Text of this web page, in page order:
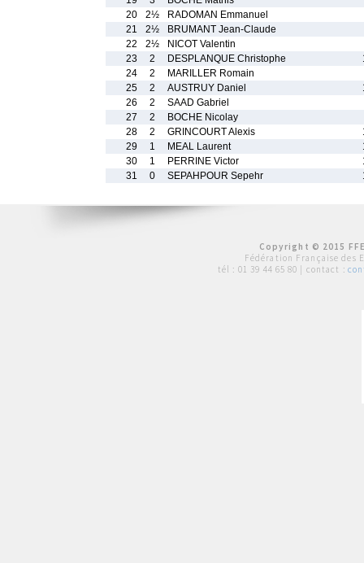
20
2½
RADOMAN Emmanuel
21
2½
BRUMANT Jean-Claude
22
2½
NICOT Valentin
23
2 DESPLANQUE Christophe
24
2
MARILLER Romain
25
2 AUSTRUY Daniel
26
2
SAAD Gabriel
27
2
BOCHE Nicolay
28
2 GRINCOURT Alexis
29
1 MEAL Laurent
30
1 PERRINE Victor
31
0 SEPAHPOUR Sepehr
Copyright © 2015
Fédération Française des
tél : 01 39 44 65 80 | contact :